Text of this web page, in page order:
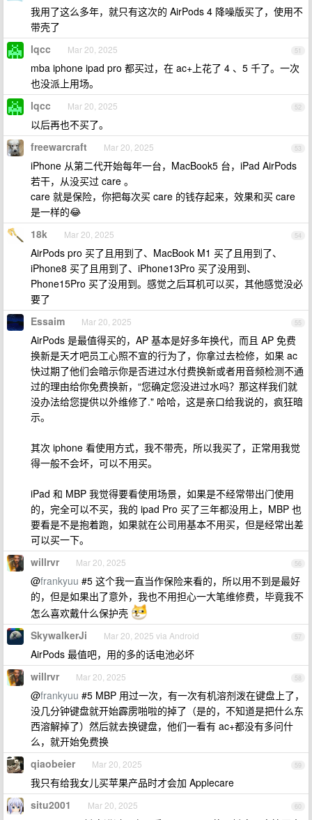
我用了这么多年，就只有这次的 AirPods 4 降噪版买了，使用不
带壳了
51
lqcc Mar 20, 2025
mba iphone ipad pro 都买过，在 ac+上花了 4 、5 千了。一次
也没派上用场。
52
lqcc Mar 20, 2025
以后再也不买了。
53
freewarcraft Mar 20, 2025
iPhone 从第二代开始每年一台，MacBook5 台，iPad AirPods
若干，从没买过 care 。
care 就是保险，你把每次买 care 的钱存起来，效果和买 care
是一样的😂
54
18k Mar 20, 2025
AirPods pro 买了且用到了、MacBook M1 买了且用到了、
iPhone8 买了且用到了、iPhone13Pro 买了没用到、
Phone15Pro 买了没用到。感觉之后耳机可以买，其他感觉没必
要了
55
Essaim Mar 20, 2025
AirPods 是最值得买的，AP 基本是好多年换代，而且 AP 免费
换新是天才吧员工心照不宣的行为了，你拿过去检修，如果 ac
快过期了他们会暗示你是否进过水付费换新或者用音频检测不通
过的理由给你免费换新，“您确定您没进过水吗？那这样我们就
没办法给您提供以外维修了." 哈哈，这是亲口给我说的，疯狂暗
示。
其次 iphone 看使用方式，我不带壳，所以我买了，正常用我觉
得一般不会坏，可以不用买。
iPad 和 MBP 我觉得要看使用场景，如果是不经常带出门使用
的，完全可以不买，我的 ipad Pro 买了三年都没用上，MBP 也
要看是不是抱着跑，如果就在公司用基本不用买，但是经常出差
可以买一下。
56
willrvr Mar 20, 2025
@frankyuu #5 这个我一直当作保险来看的，所以用不到是最好
的，但是如果出了意外，我也不用担心一大笔维修费，毕竟我不
怎么喜欢戴什么保护壳
57
SkywalkerJi Mar 20, 2025 via Android
AirPods 最值吧，用的多的话电池必坏
58
willrvr Mar 20, 2025
@frankyuu #5 MBP 用过一次，有一次有机溶剂泼在键盘上了，
没几分钟键盘就开始霹雳啪啦的掉了（是的，不知道是把什么东
西溶解掉了）然后就去换键盘，他们一看有 ac+都没有多问什
么，就开始免费换
59
qiaobeier Mar 20, 2025
我只有给我女儿买苹果产品时才会加 Applecare
60
situ2001 Mar 20, 2025